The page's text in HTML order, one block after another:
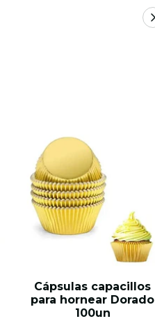
Cápsulas capacillos
para hornear Dorado
100un